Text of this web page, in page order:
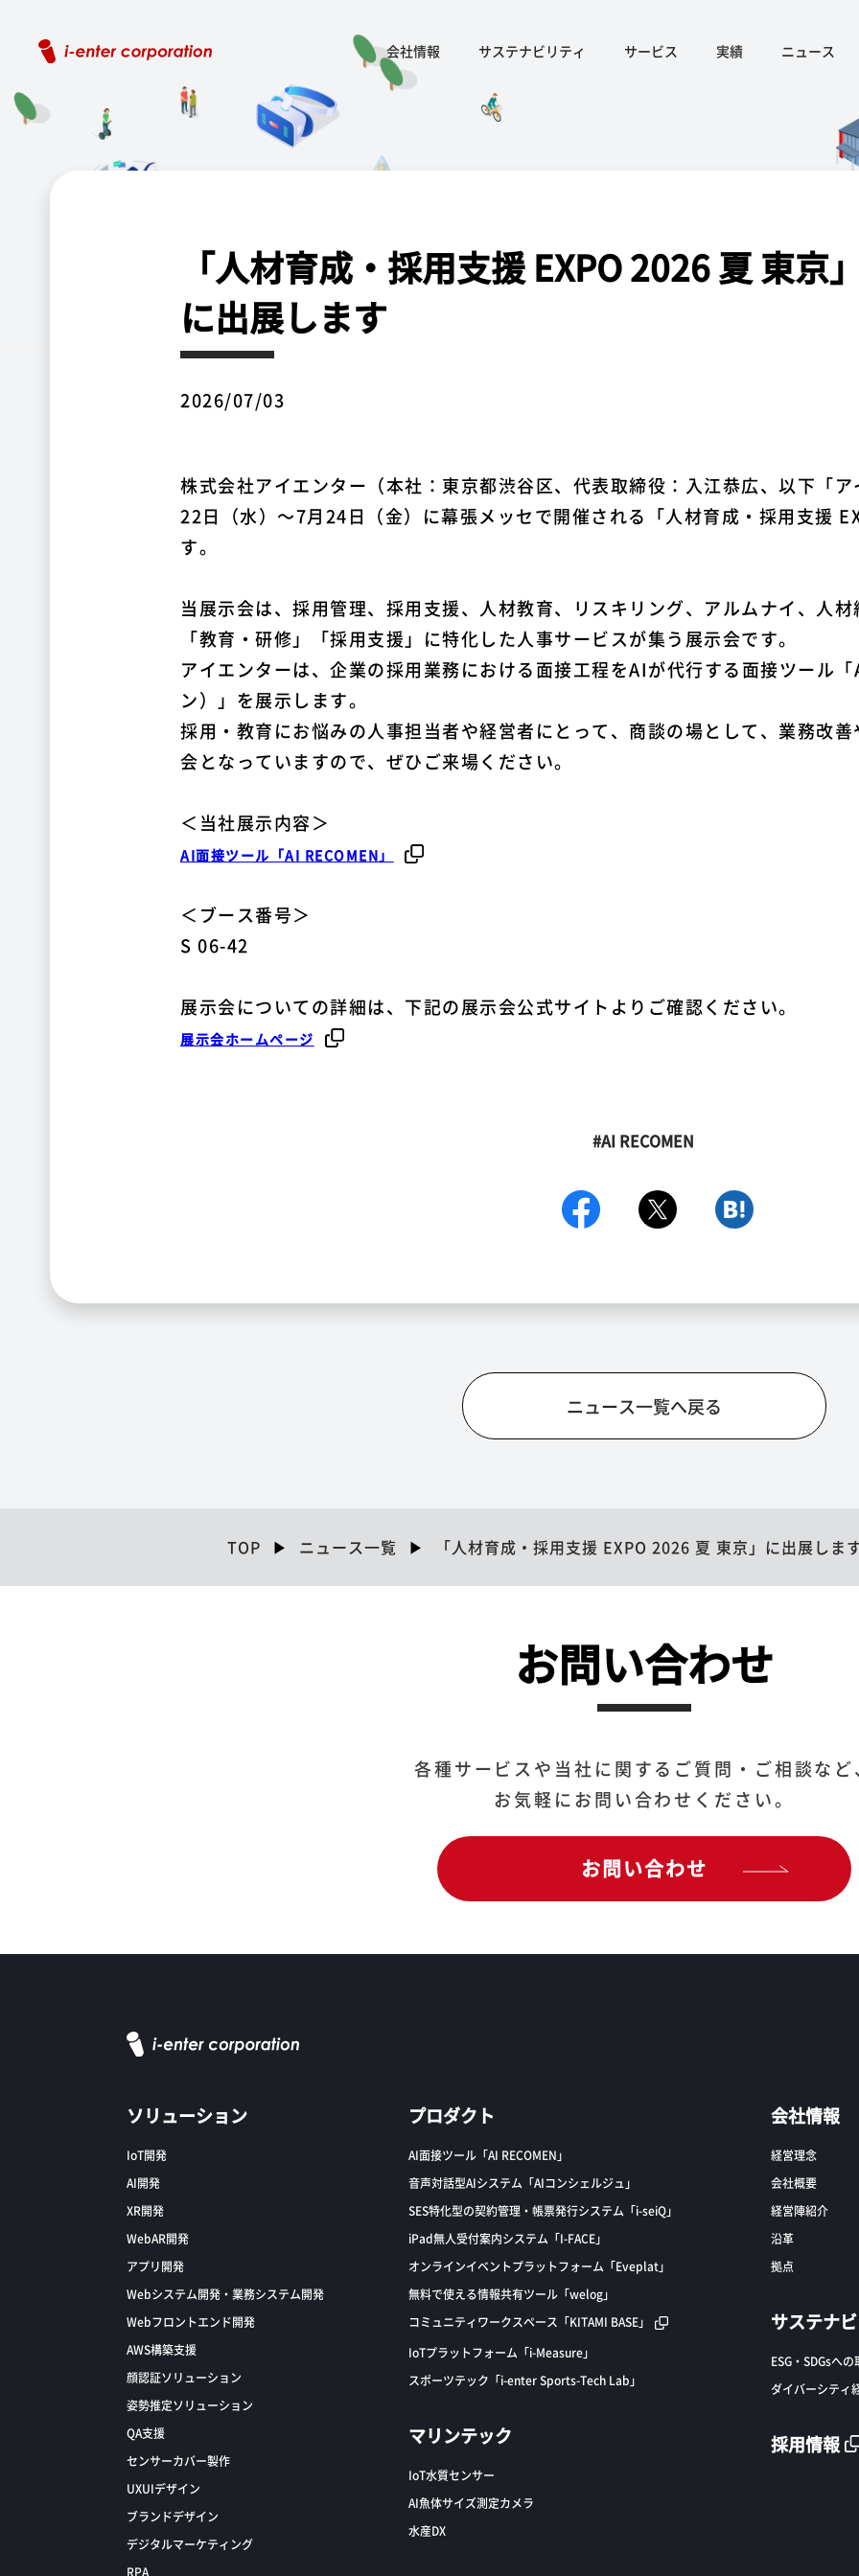
会社情報 サステナビリティ サービス 実績 ニュース
「人材育成・採用支援 EXPO 2026 夏 東京
に出展します
2026/07/03
株式会社アイエンター（本社：東京都渋谷区、代表取締役：入江恭広、以下「
22日（水）～7月24日（金）に幕張メッセで開催される「人材育成・採用支援
す。
当展示会は、採用管理、採用支援、人材教育、リスキリング、アルムナイ、人
「教育・研修」「採用支援」に特化した人事サービスが集う展示会です。
アイエンターは、企業の採用業務における面接工程をAIが代行する面接ツール
ン）」を展示します。
採用・教育にお悩みの人事担当者や経営者にとって、商談の場として、業務改
会となっていますので、ぜひご来場ください。
＜当社展示内容＞
AI面接ツール「AI RECOMEN」
＜ブース番号＞
S 06-42
展示会についての詳細は、下記の展示会公式サイトよりご確認ください。
展示会ホームページ
#AI RECOMEN
ニュース一覧へ戻る
TOP ニュース一覧 「人材育成・採用支援 EXPO 2026 夏 東京」に出展しま
お問い合わせ
各種サービスや当社に関するご質問・ご相談など
お気軽にお問い合わせください。
お問い合わせ
ソリューション
IoT開発
AI開発
XR開発
WebAR開発
アプリ開発
Webシステム開発・業務システム開発
Webフロントエンド開発
AWS構築支援
顔認証ソリューション
姿勢推定ソリューション
QA支援
センサーカバー製作
UXUIデザイン
ブランドデザイン
デジタルマーケティング
RPA
プロダクト
AI面接ツール「AI RECOMEN」
音声対話型AIシステム「AIコンシェルジュ」
SES特化型の契約管理・帳票発行システム「i-seiQ」
iPad無人受付案内システム「I-FACE」
オンラインイベントプラットフォーム「Eveplat」
無料で使える情報共有ツール「welog」
コミュニティワークスペース「KITAMI BASE」
IoTプラットフォーム「i-Measure」
スポーツテック「i-enter Sports-Tech Lab」
マリンテック
IoT水質センサー
AI魚体サイズ測定カメラ
水産DX
会社情報
経営理念
会社概要
経営陣紹介
沿革
拠点
サステナ
ESG・SDGsへ
ダイバーシティ
採用情報